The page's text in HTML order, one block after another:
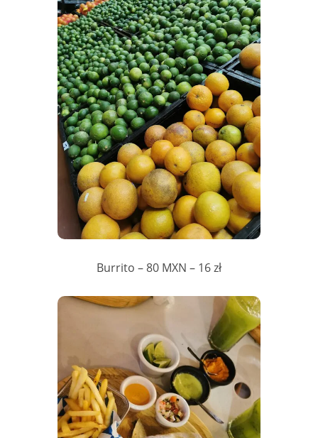
Burrito – 80 MXN – 16 zł